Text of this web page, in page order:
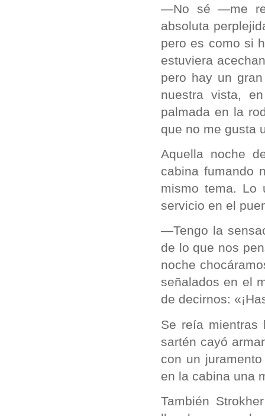
—No sé —me
absoluta
pero es como si
estuviera
pero hay un
nuestra vista,
palmada en la
que no me gusta
Aquella noche
cabina fumando
mismo tema. Lo
servicio en el
—Tengo la
de lo que nos
noche
señalados en el
de decirnos:
Se reía mientras
sartén cayó
con un
en la cabina una
También